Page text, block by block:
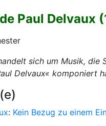
Paul Delvaux
sich um Musik, die
Delvaux« komponiert
: Kein Bezug zu einem